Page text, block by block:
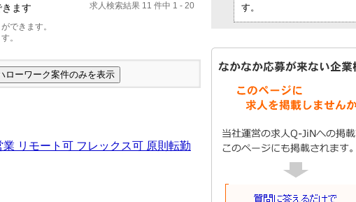
求人検索結果 11 件中 1 - 20
ます
できます。
。
リモート可 フレックス可 原則転勤
す。